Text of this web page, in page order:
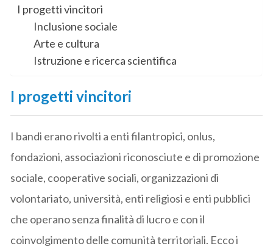
I progetti vincitori
Inclusione sociale
Arte e cultura
Istruzione e ricerca scientifica
I progetti vincitori
I bandi erano rivolti a enti filantropici, onlus,
fondazioni, associazioni riconosciute e di promozione
sociale, cooperative sociali, organizzazioni di
volontariato, università, enti religiosi e enti pubblici
che operano senza finalità di lucro e con il
coinvolgimento delle comunità territoriali. Ecco i